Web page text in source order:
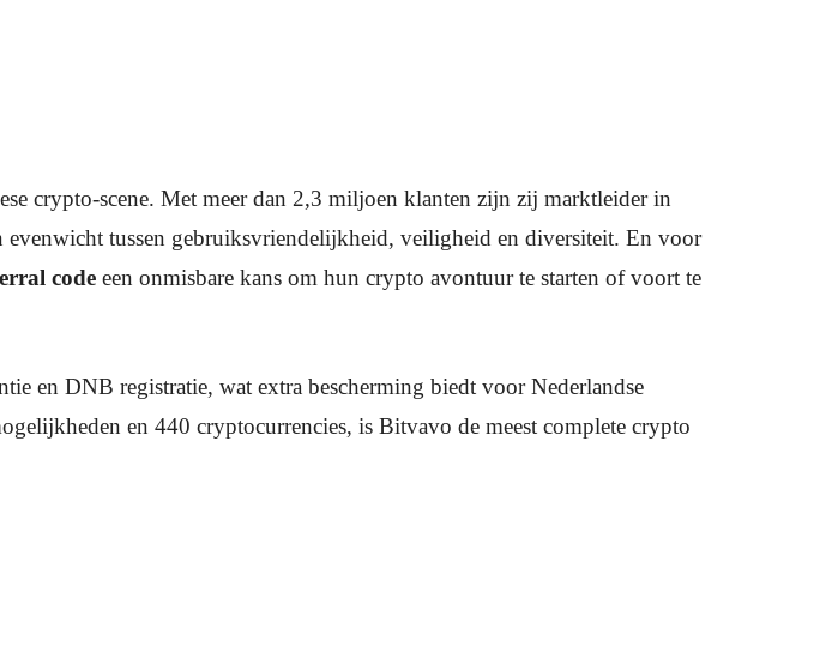
crypto-scene. Met meer dan 2,3 miljoen klanten zijn zij marktleider in
tussen gebruiksvriendelijkheid, veiligheid en diversiteit. En voor
code een onmisbare kans om hun crypto avontuur te starten of voort te
en DNB registratie, wat extra bescherming biedt voor Nederlandse
en 440 cryptocurrencies, is Bitvavo de meest complete crypto